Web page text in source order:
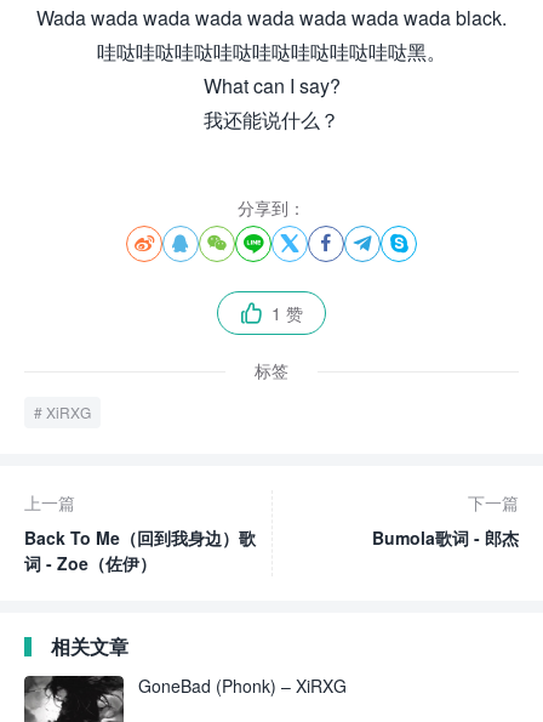
Wada wada wada wada wada wada wada wada black.
哇哒哇哒哇哒哇哒哇哒哇哒哇哒哇哒黑。
What can I say?
我还能说什么？
分享到：
       
 1 赞
标签
XiRXG
上一篇
Back To Me（回到我身边）歌
词 - Zoe（佐伊）
下一篇
Bumola歌词 - 郎杰
相关文章
GoneBad (Phonk) – XiRXG